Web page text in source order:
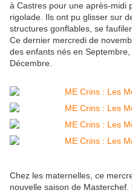
à Castres pour une après-midi
rigolade. Ils ont pu glisser sur
structures gonflables, se
Ce dernier mercredi de
des enfants nés en
Décembre.
Chez les maternelles, ce
nouvelle saison de